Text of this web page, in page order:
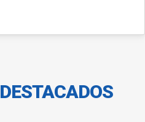
DESTACADOS